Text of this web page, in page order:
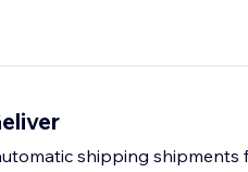
shipping